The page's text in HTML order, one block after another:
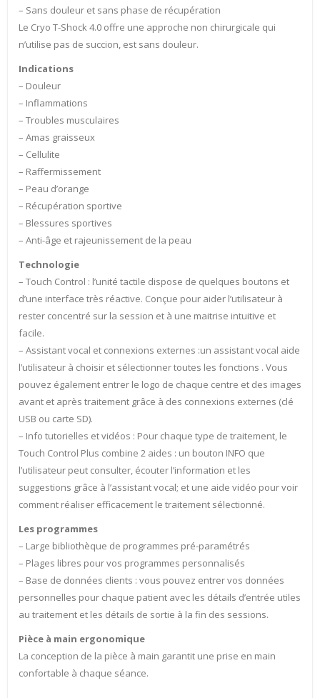
– Sans douleur et sans phase de récupération
Le Cryo T-Shock 4.0 offre une approche non chirurgicale qui
n’utilise pas de succion, est sans douleur.
Indications
– Douleur
– Inflammations
– Troubles musculaires
– Amas graisseux
– Cellulite
– Raffermissement
– Peau d’orange
– Récupération sportive
– Blessures sportives
– Anti-âge et rajeunissement de la peau
Technologie
– Touch Control : l’unité tactile dispose de quelques boutons et
d’une interface très réactive. Conçue pour aider l’utilisateur à
rester concentré sur la session et à une maitrise intuitive et
facile.
– Assistant vocal et connexions externes :un assistant vocal aide
l’utilisateur à choisir et sélectionner toutes les fonctions . Vous
pouvez également entrer le logo de chaque centre et des images
avant et après traitement grâce à des connexions externes (clé
USB ou carte SD).
– Info tutorielles et vidéos : Pour chaque type de traitement, le
Touch Control Plus combine 2 aides : un bouton INFO que
l’utilisateur peut consulter, écouter l’information et les
suggestions grâce à l’assistant vocal; et une aide vidéo pour voir
comment réaliser efficacement le traitement sélectionné.
Les programmes
– Large bibliothèque de programmes pré-paramétrés
– Plages libres pour vos programmes personnalisés
– Base de données clients : vous pouvez entrer vos données
personnelles pour chaque patient avec les détails d’entrée utiles
au traitement et les détails de sortie à la fin des sessions.
Pièce à main ergonomique
La conception de la pièce à main garantit une prise en main
confortable à chaque séance.